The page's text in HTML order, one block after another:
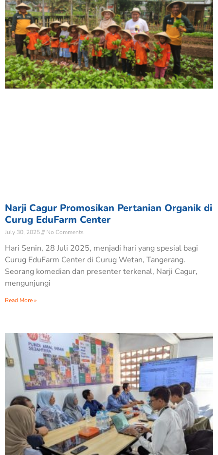
Narji Cagur Promosikan Pertanian Organik di
Curug EduFarm Center
July 30, 2025 No Comments
Hari Senin, 28 Juli 2025, menjadi hari yang spesial bagi
Curug EduFarm Center di Curug Wetan, Tangerang.
Seorang komedian dan presenter terkenal, Narji Cagur,
mengunjungi
Read More »